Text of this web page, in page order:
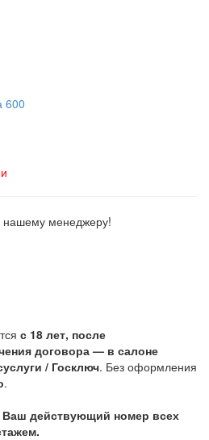
нашему менеджеру!
с 18 лет, после
договора — в салоне
/ Госключ. Без оформления
.
действующий номер всех